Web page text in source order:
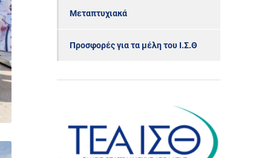
Μεταπτυχιακά
Προσφορές για τα μέλη του Ι.Σ.Θ